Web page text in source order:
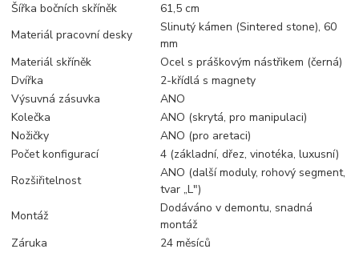
Šířka bočních skříněk
61,5 cm
Materiál pracovní desky
Slinutý kámen (Sintered stone), 60
mm
Materiál skříněk
Ocel s práškovým nástřikem (černá)
Dvířka
2-křídlá s magnety
Výsuvná zásuvka
ANO
Kolečka
ANO (skrytá, pro manipulaci)
Nožičky
ANO (pro aretaci)
Počet konfigurací
4 (základní, dřez, vinotéka, luxusní)
Rozšiřitelnost
ANO (další moduly, rohový segment,
tvar „L")
Montáž
Dodáváno v demontu, snadná
montáž
Záruka
24 měsíců